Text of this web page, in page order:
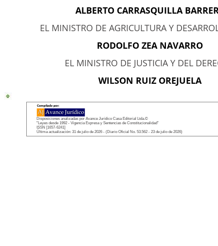
ALBERTO CARRASQUILLA
EL MINISTRO DE AGRICULTURA Y
RODOLFO ZEA NAVARRO
EL MINISTRO DE JUSTICIA Y DEL
WILSON RUIZ OREJUELA
Disposiciones analizadas por Avance Jurídico Casa Editorial Ltda.©
"Leyes desde 1992 - Vigencia Expresa y Sentencias de Constitucionalidad"
ISSN [1657-6241]
Última actualización: 31 de julio de 2026 - (Diario Oficial No. 53.562 - 23 de julio de 2026)